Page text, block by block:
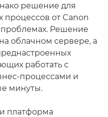
решение для
процессов от Canon
проблемах. Решение
облачном сервере, а
работать с
процессами и
минуты.
платформа